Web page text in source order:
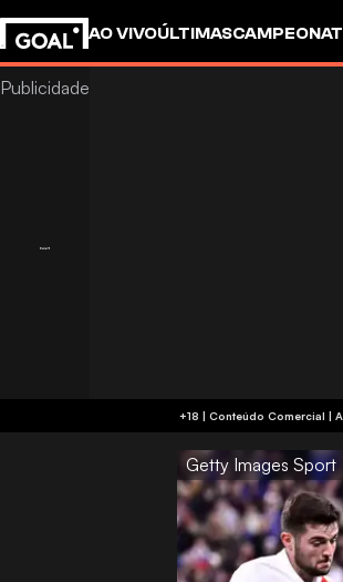
AO VIVOÚLTIMAS
Getty Images Sport